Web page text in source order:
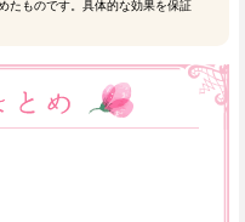
たものです。具体的な効果を保証